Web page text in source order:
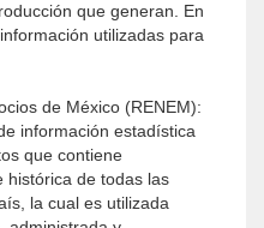
que generan. En
utilizadas para
de México (RENEM):
información estadística
que contiene
histórica de todas las
la cual es utilizada